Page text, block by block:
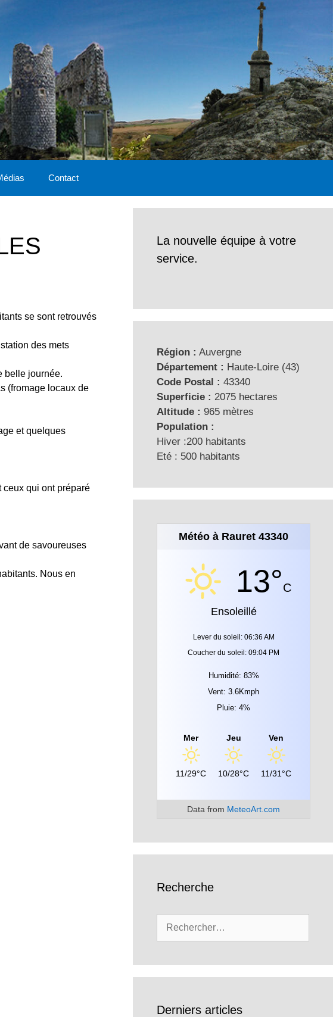
Contact
se sont retrouvés
des mets
belle journée.
(fromage locaux de
et quelques
ceux qui ont préparé
de savoureuses
Nous en
La nouvelle équipe à votre
service.
Région : Auvergne
Département : Haute-Loire (43)
Code Postal : 43340
Superficie : 2075 hectares
Altitude : 965 mètres
Population :
Hiver :200 habitants
Eté : 500 habitants
Météo à Rauret 43340
13°C
Ensoleillé
Lever du soleil: 06:36 AM
Coucher du soleil: 09:04 PM
Humidité: 83%
Vent: 3.6Kmph
Pluie: 4%
Mer
11/29°C
Jeu
10/28°C
Ven
11/31°C
Data from MeteoArt.com
Recherche
Derniers articles